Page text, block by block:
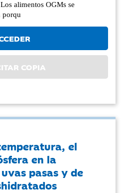
alimentos OGMs se
porqu
COPIA
el
en la
pasas y de